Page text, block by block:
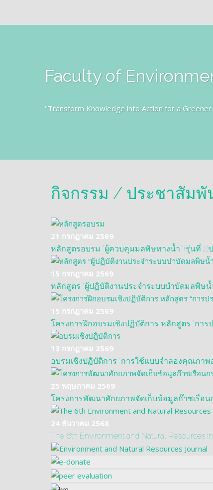
Faculty of
"Transform Knowledge into Action for a
กิจกรรม / ประชาสัมพั
21 กรกฎาคม 2569
หลักสูตรอบรม "ผู้ควบคุมมลพิษทางน้ำ" (รุ่นที่ 2)
15 กรกฎาคม 2569
หลักสูตร “ผู้ปฏิบัติงานประจำระบบบำบัดมลพิษน้
15 กรกฎาคม 2569
โครงการฝึกอบรมเชิงปฏิบัติการ หลักสูตร “กา
13 กรกฎาคม 2569
อบรมเชิงปฏิบัติการ "การใช้แบบจำลองคุณภาพ
25 พฤษภาคม 2569
โครงการพัฒนาศักยภาพจัดเก็บข้อมูลก๊าซเรือ
24 ธันวาคม 2568
The 6th Environment and Natural Resources